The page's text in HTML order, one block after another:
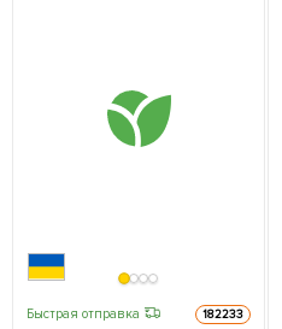
Быстрая отправка 182233